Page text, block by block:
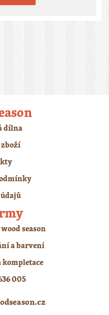
dílna
season
a barvení
005